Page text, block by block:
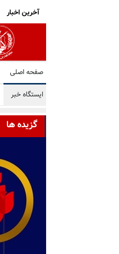
بر سر مذاکره با آمریکا و استعفای پزشکیان
آخرین اخبار
صفحه اصلی
ایستگاه خبر
گزیده ها